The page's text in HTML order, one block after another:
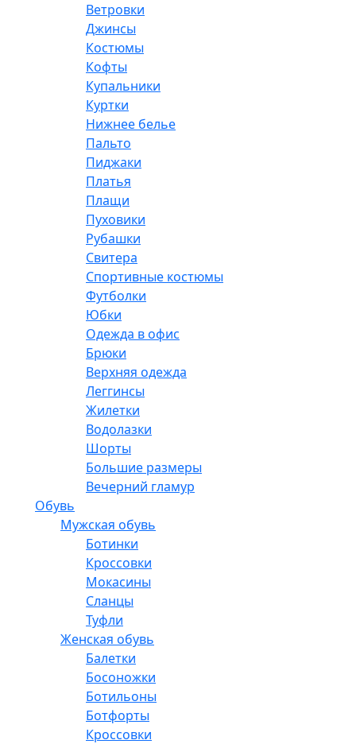
Ветровки
Джинсы
Костюмы
Кофты
Купальники
Куртки
Нижнее белье
Пальто
Пиджаки
Платья
Плащи
Пуховики
Рубашки
Свитера
Спортивные костюмы
Футболки
Юбки
Одежда в офис
Брюки
Верхняя одежда
Леггинсы
Жилетки
Водолазки
Шорты
Большие размеры
Вечерний гламур
Обувь
Мужская обувь
Ботинки
Кроссовки
Мокасины
Сланцы
Туфли
Женская обувь
Балетки
Босоножки
Ботильоны
Ботфорты
Кроссовки